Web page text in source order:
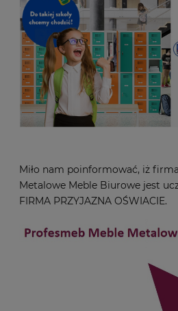
Miło nam poinformować, iż
Metalowe Meble Biurowe jest
FIRMA PRZYJAZNA OŚWIACIE.